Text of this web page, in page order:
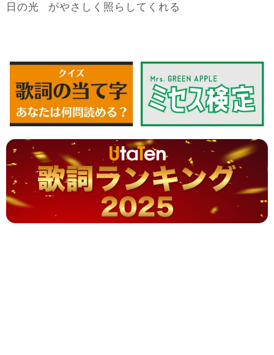
日 の光 がやさしく 照 らしてくれる